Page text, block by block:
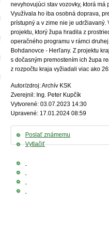
nevyhovujúci stav vozovky, ktorá
Využívala ho iba osobná doprava,
prístupný a v zime nie je
projektu, ktorý župa hradila z
operačného programu v rámci
Bohdanovce - Herľany. Z projektu
s dočasným premostením ich župa
z rozpočtu kraja vyžiadali viac ako
Autor/zdroj: Archív KSK
Zverejnil: Ing. Peter Kupčík
Vytvorené: 03.07.2023 14:30
Upravené: 17.01.2024 08:59
Poslať známemu
Vytlačiť